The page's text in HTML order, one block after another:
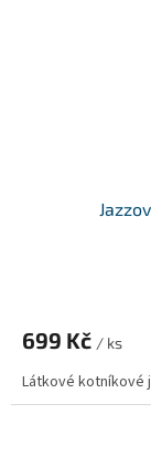
699 Kč / ks
Látkové kotníkové